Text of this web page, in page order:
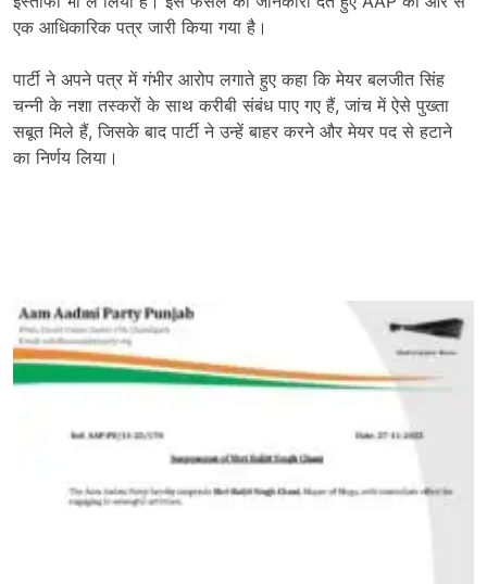
एक आधिकारिक पत्र जारी किया गया है।
पार्टी ने अपने पत्र में गंभीर आरोप लगाते हुए कहा कि मेयर बलजीत सिंह
चन्नी के नशा तस्करों के साथ करीबी संबंध पाए गए हैं, जांच में ऐसे पुख्ता
सबूत मिले हैं, जिसके बाद पार्टी ने उन्हें बाहर करने और मेयर पद से हटाने
का निर्णय लिया।